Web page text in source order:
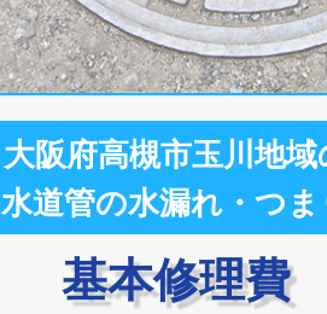
大阪府高槻市玉川地域
水道管の水漏れ・つ
基本修理費